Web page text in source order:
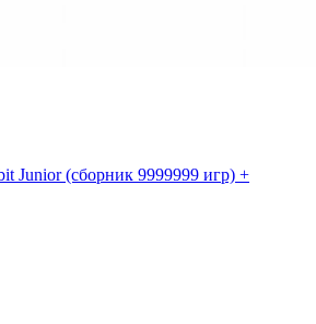
Junior (сборник 9999999 игр) +